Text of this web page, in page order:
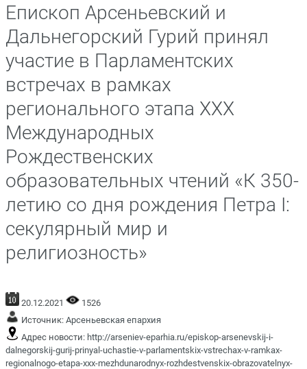
Епископ Арсеньевский и
Дальнегорский Гурий принял
участие в Парламентских
встречах в рамках
регионального этапа XXX
Международных
Рождественских
образовательных чтений «К 350-
летию со дня рождения Петра I:
секулярный мир и
религиозность»
20.12.2021
1526
Источник: Арсеньевская епархия
Адрес новости: http://arseniev-eparhia.ru/episkop-arsenevskij-i-
dalnegorskij-gurij-prinyal-uchastie-v-parlamentskix-vstrechax-v-ramkax-
regionalnogo-etapa-xxx-mezhdunarodnyx-rozhdestvenskix-obrazovatelnyx-